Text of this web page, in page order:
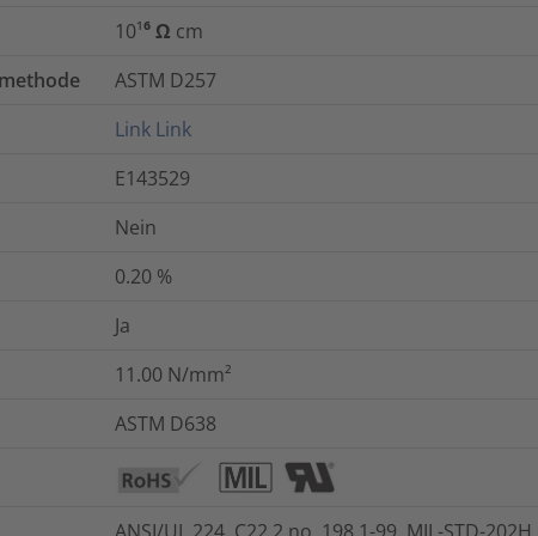
10¹⁶ Ω cm
ASTM D257
Link Link
E143529
Nein
0.20 %
Ja
11.00 N/mm²
ASTM D638